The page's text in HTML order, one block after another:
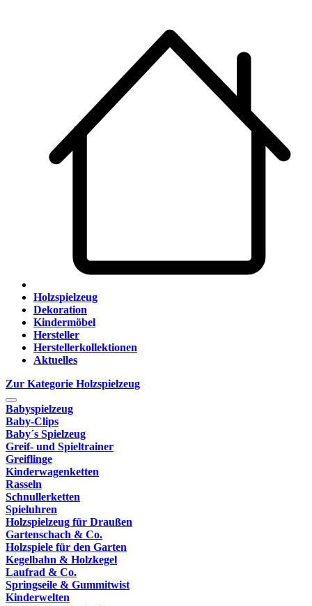
Holzspielzeug
Dekoration
Kindermöbel
Hersteller
Herstellerkollektionen
Aktuelles
Zur Kategorie Holzspielzeug
Babyspielzeug
Baby-Clips
Baby´s Spielzeug
Greif- und Spieltrainer
Greiflinge
Kinderwagenketten
Rasseln
Schnullerketten
Spieluhren
Holzspielzeug für Draußen
Gartenschach & Co.
Holzspiele für den Garten
Kegelbahn & Holzkegel
Laufrad & Co.
Springseile & Gummitwist
Kinderwelten